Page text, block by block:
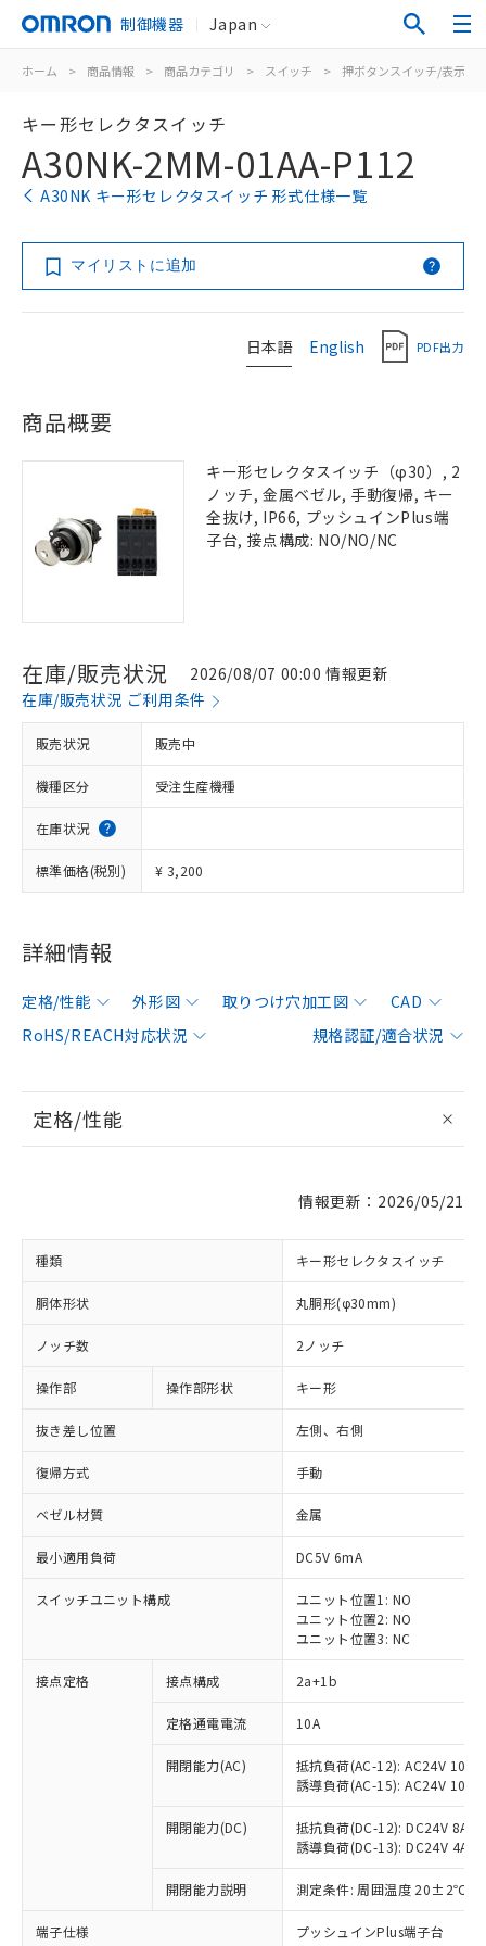
制御機器 Japan
ホーム > 商品情報 > 商品カテゴリ > スイッチ > 押ボタンスイッチ/表示灯
キー形セレクタスイッチ
A30NK-2MM-01AA-P112
A30NK キー形セレクタスイッチ 形式仕様一覧
マイリストに追加
日本語 English PDF出力
商品概要
キー形セレクタスイッチ（φ30）, 2
ノッチ, 金属ベゼル, 手動復帰, キー
全抜け, IP66, プッシュインPlus端
子台, 接点構成: NO/NO/NC
在庫/販売状況
2026/08/07 00:00 情報更新
在庫/販売状況 ご利用条件
販売状況 販売中
機種区分 受注生産機種
在庫状況
標準価格(税別) ¥ 3,200
詳細情報
定格/性能 外形図 取りつけ穴加工図
CAD
RoHS/REACH対応状況
規格認証/適合状況
定格/性能
情報更新：2026/05/21
種類 キー形セレクタスイッチ
胴体形状 丸胴形(φ30mm)
ノッチ数 2ノッチ
操作部 操作部形状 キー形
抜き差し位置 左側、右側
復帰方式 手動
ベゼル材質 金属
最小適用負荷 DC5V 6mA
スイッチユニット構成
ユニット位置1: NO
ユニット位置2: NO
ユニット位置3: NC
接点定格 接点構成 2a+1b
定格通電電流 10A
開閉能力(AC)
抵抗負荷(AC-12): AC24V 10A/
誘導負荷(AC-15): AC24V
開閉能力(DC)
抵抗負荷(DC-12): DC24V 8A/
誘導負荷(DC-13): DC24V 4A/
開閉能力説明 測定条件: 周囲温度 20±2℃、
端子仕様 プッシュインPlus端子台
ご利用条件
対応済み：EU RoHS指令（10物質）の
非含有に対応した製品が提供可能な商品で
対応予定：EU RoHS指令（10物質）の非含
有に対応した製品に切り替える予定のある
対応予定なし：EU RoHS指令（10物質）の